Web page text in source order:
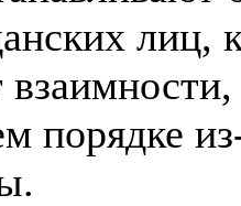
лиц,
порядке